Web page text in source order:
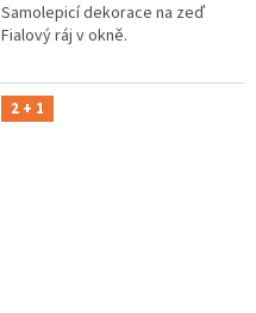
Samolepicí dekorace na zeď
Fialový ráj v okně.
2 + 1